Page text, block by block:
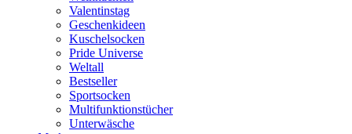
Valentinstag
Geschenkideen
Kuschelsocken
Pride Universe
Weltall
Bestseller
Sportsocken
Multifunktionstücher
Unterwäsche